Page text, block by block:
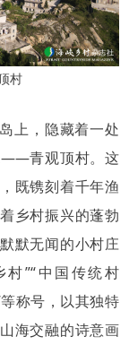
村
上，隐藏着一处
——青观顶村。这
既镌刻着千年渔
乡村振兴的蓬勃
默无闻的小村庄
”“中国传统村
称号，以其独特
海交融的诗意画